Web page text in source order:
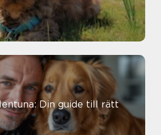
Din guide till rätt